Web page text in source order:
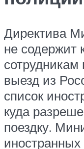
Директива
не содержит
сотрудникам
выезд из
список
куда
поездку.